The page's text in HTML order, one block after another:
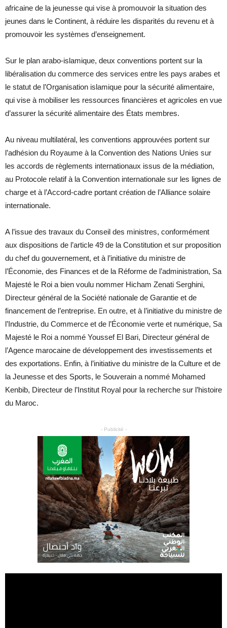
africaine de la jeunesse qui vise à promouvoir la situation des
jeunes dans le Continent, à réduire les disparités du revenu et à
promouvoir les systèmes d’enseignement.
Sur le plan arabo-islamique, deux conventions portent sur la
libéralisation du commerce des services entre les pays arabes et
le statut de l’Organisation islamique pour la sécurité alimentaire,
qui vise à mobiliser les ressources financières et agricoles en vue
d’assurer la sécurité alimentaire des États membres.
Au niveau multilatéral, les conventions approuvées portent sur
l’adhésion du Royaume à la Convention des Nations Unies sur
les accords de règlements internationaux issus de la médiation,
au Protocole relatif à la Convention internationale sur les lignes de
charge et à l’Accord-cadre portant création de l’Alliance solaire
internationale.
A l’issue des travaux du Conseil des ministres, conformément
aux dispositions de l’article 49 de la Constitution et sur proposition
du chef du gouvernement, et à l’initiative du ministre de
l’Économie, des Finances et de la Réforme de l’administration, Sa
Majesté le Roi a bien voulu nommer Hicham Zenati Serghini,
Directeur général de la Société nationale de Garantie et de
financement de l’entreprise. En outre, et à l’initiative du ministre de
l’Industrie, du Commerce et de l’Économie verte et numérique, Sa
Majesté le Roi a nommé Youssef El Bari, Directeur général de
l’Agence marocaine de développement des investissements et
des exportations. Enfin, à l’initiative du ministre de la Culture et de
la Jeunesse et des Sports, le Souverain a nommé Mohamed
Kenbib, Directeur de l’Institut Royal pour la recherche sur l’histoire
du Maroc.
- Publicité -